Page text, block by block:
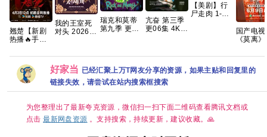
翘楚【新剧
热播🔥手慢
集/4K超清60
帧+高码臻彩
HDR】 【陈
都灵、周翊
然｜古装/权
我的王室死
对头 2026
情】 【林智
妍 / 许南
俊】【韩剧
中字】
瑞克和莫蒂
第九季 更1
亢奋 第三季
更06集 4K
【美剧】行
尸走肉 1-11
国产电
《莫离
观看百度
好家当 已经汇聚上万T网友分享的资源，如果主贴和回复里的
链接失效，请尝试在站内搜索框搜索
为您整理出了最新夸克资源，微信扫一扫下面二维码查看腾讯文档或
点击最新网盘资源 。支持搜索，持续更新，建议收藏。🙏